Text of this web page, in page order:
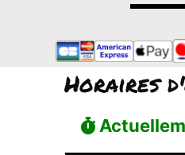
Horaires